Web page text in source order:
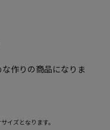
作りの商品になりま
イズとなります。